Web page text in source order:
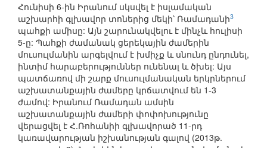
Հունիսի 6-ին Իրանում սկսվել է իսլամական
աշխարհի գլխավոր տոներից մեկի՝ Ռամադանի3
պահքի ամիսը: Այն շարունակվելու է մինչև հուլիսի
5-ը: Պահքի ժամանակ ցերեկային ժամերին
մուսուլմանին արգելվում է խմիչք և սնունդ ընդունել,
ինտիմ հարաբերություններ ունենալ և ծխել: Այս
պատճառով մի շարք մուսուլմանական երկրներում
աշխատանքային ժամերը կրճատվում են 1-3
ժամով: Իրանում Ռամադան ամսին
աշխատանքային ժամերի փոփոխությունը
վերացվել է Հ.Ռոհանիի գլխավորած 11-րդ
կառավարության իշխանության գալով (2013թ.